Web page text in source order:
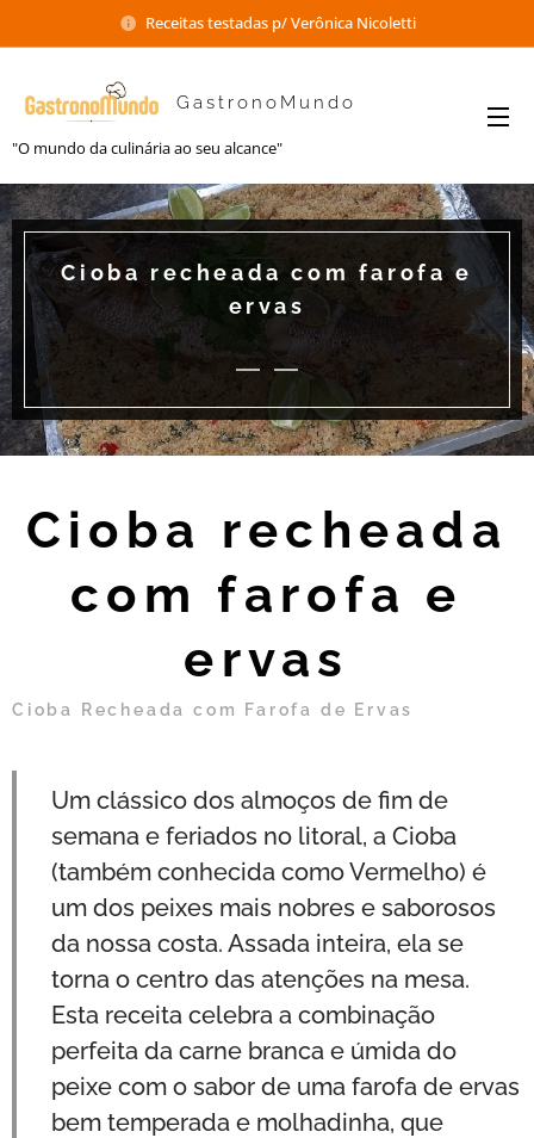
Receitas testadas p/ Verônica Nicoletti
GastronoMundo
"O mundo da culinária ao seu alcance"
Cioba recheada com farofa e
ervas
Cioba recheada
com farofa e
ervas
Cioba Recheada com Farofa de Ervas
Um clássico dos almoços de fim de
semana e feriados no litoral, a Cioba
(também conhecida como Vermelho) é
um dos peixes mais nobres e saborosos
da nossa costa. Assada inteira, ela se
torna o centro das atenções na mesa.
Esta receita celebra a combinação
perfeita da carne branca e úmida do
peixe com o sabor de uma farofa de ervas
bem temperada e molhadinha, que